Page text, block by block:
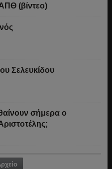
(βίντεο)
Σελευκίδου
σήμερα ο